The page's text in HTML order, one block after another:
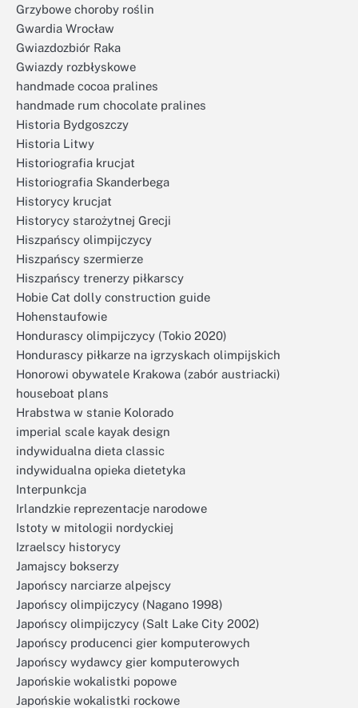
Grzybowe choroby roślin
Gwardia Wrocław
Gwiazdozbiór Raka
Gwiazdy rozbłyskowe
handmade cocoa pralines
handmade rum chocolate pralines
Historia Bydgoszczy
Historia Litwy
Historiografia krucjat
Historiografia Skanderbega
Historycy krucjat
Historycy starożytnej Grecji
Hiszpańscy olimpijczycy
Hiszpańscy szermierze
Hiszpańscy trenerzy piłkarscy
Hobie Cat dolly construction guide
Hohenstaufowie
Hondurascy olimpijczycy (Tokio 2020)
Hondurascy piłkarze na igrzyskach olimpijskich
Honorowi obywatele Krakowa (zabór austriacki)
houseboat plans
Hrabstwa w stanie Kolorado
imperial scale kayak design
indywidualna dieta classic
indywidualna opieka dietetyka
Interpunkcja
Irlandzkie reprezentacje narodowe
Istoty w mitologii nordyckiej
Izraelscy historycy
Jamajscy bokserzy
Japońscy narciarze alpejscy
Japońscy olimpijczycy (Nagano 1998)
Japońscy olimpijczycy (Salt Lake City 2002)
Japońscy producenci gier komputerowych
Japońscy wydawcy gier komputerowych
Japońskie wokalistki popowe
Japońskie wokalistki rockowe